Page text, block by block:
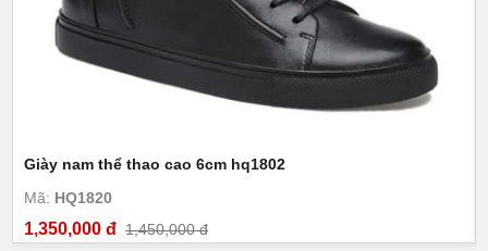
Giày nam thể thao cao 6cm hq1802
Mã: HQ1820
1,350,000 đ 1,450,000 đ